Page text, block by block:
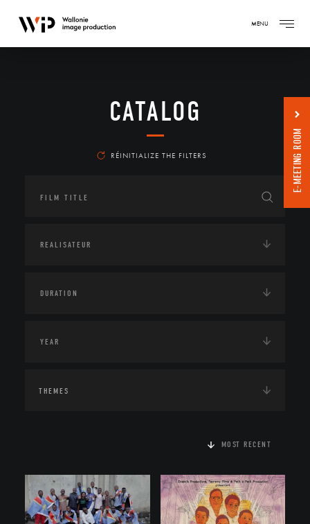
MENU
CATALOG
RÉINITIALIZE THE FILTERS
THEMES
MOST RECENT
E-MEETING ROOM